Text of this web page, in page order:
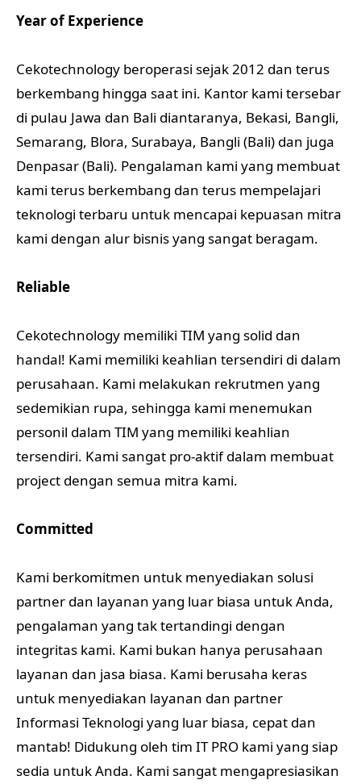
Year of Experience
Cekotechnology beroperasi sejak 2012 dan terus
berkembang hingga saat ini. Kantor kami tersebar
di pulau Jawa dan Bali diantaranya, Bekasi, Bangli,
Semarang, Blora, Surabaya, Bangli (Bali) dan juga
Denpasar (Bali). Pengalaman kami yang membuat
kami terus berkembang dan terus mempelajari
teknologi terbaru untuk mencapai kepuasan mitra
kami dengan alur bisnis yang sangat beragam.
Reliable
Cekotechnology memiliki TIM yang solid dan
handal! Kami memiliki keahlian tersendiri di dalam
perusahaan. Kami melakukan rekrutmen yang
sedemikian rupa, sehingga kami menemukan
personil dalam TIM yang memiliki keahlian
tersendiri. Kami sangat pro-aktif dalam membuat
project dengan semua mitra kami.
Committed
Kami berkomitmen untuk menyediakan solusi
partner dan layanan yang luar biasa untuk Anda,
pengalaman yang tak tertandingi dengan
integritas kami. Kami bukan hanya perusahaan
layanan dan jasa biasa. Kami berusaha keras
untuk menyediakan layanan dan partner
Informasi Teknologi yang luar biasa, cepat dan
mantab! Didukung oleh tim IT PRO kami yang siap
sedia untuk Anda. Kami sangat mengapresiasikan